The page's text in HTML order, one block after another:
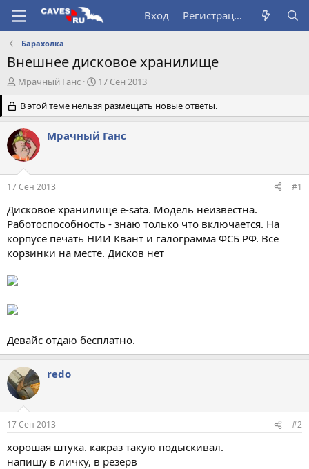
Вход Регистрация
Барахолка
Внешнее дисковое хранилище
А
т
о
р
т
е
м
Мрачный Ганс
Д
т
а
н
а
а
17 Сен 2013
В этой теме нельзя размещать новые ответы.
Мрачный Ганс
17 Сен 2013 #1
Дисковое хранилище e-sata. Модель неизвестна.
Работоспособность - знаю только что включается. На
корпусе печать НИИ Квант и галограмма ФСБ РФ. Все
корзинки на месте. Дисков нет
Девайс отдаю бесплатно.
redo
17 Сен 2013 #2
хорошая штука. какраз такую подыскивал.
напишу в личку, в резерв